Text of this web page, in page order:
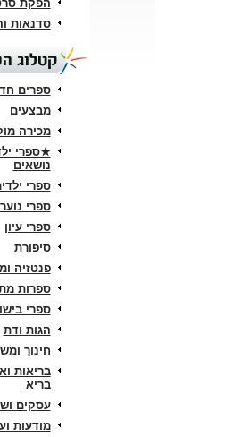
הפקת
סדנאות
קטלוג
ספרים
מבצעים
מכירה
★ספרי
נושאים
ספרי
ספרי נוער
ספרי עיון
סיפורת
פנטזיה
ספרות
ספרי
הגות ודת
חינוך
בריאות
בריא
עסקים
מודעות